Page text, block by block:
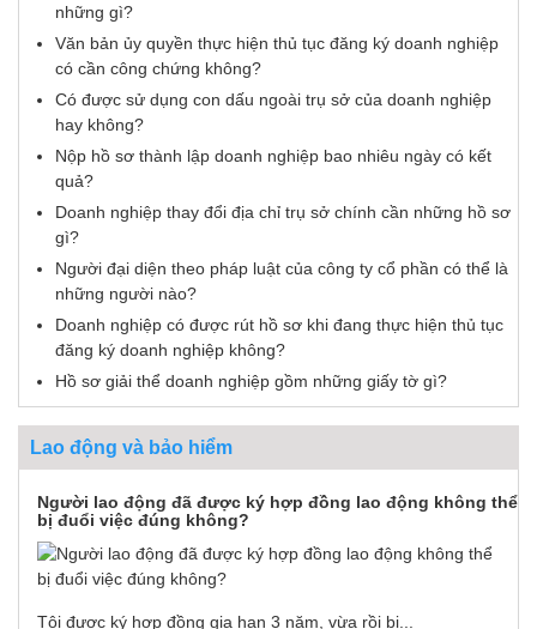
những gì?
Văn bản ủy quyền thực hiện thủ tục đăng ký doanh nghiệp
có cần công chứng không?
Có được sử dụng con dấu ngoài trụ sở của doanh nghiệp
hay không?
Nộp hồ sơ thành lập doanh nghiệp bao nhiêu ngày có kết
quả?
Doanh nghiệp thay đổi địa chỉ trụ sở chính cần những hồ sơ
gì?
Người đại diện theo pháp luật của công ty cổ phần có thể là
những người nào?
Doanh nghiệp có được rút hồ sơ khi đang thực hiện thủ tục
đăng ký doanh nghiệp không?
Hồ sơ giải thể doanh nghiệp gồm những giấy tờ gì?
Lao động và bảo hiểm
Người lao động đã được ký hợp đồng lao động không thể
bị đuổi việc đúng không?
Tôi được ký hợp đồng gia hạn 3 năm, vừa rồi bị...